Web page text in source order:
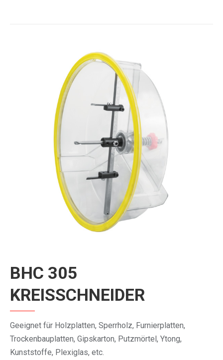
BHC 305
KREISSCHNEIDER
Geeignet für Holzplatten, Sperrholz, Furnierplatten,
Trockenbauplatten, Gipskarton, Putzmörtel, Ytong,
Kunststoffe, Plexiglas, etc.